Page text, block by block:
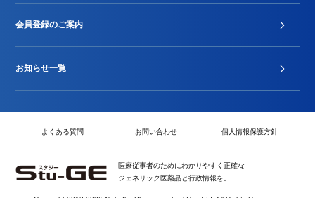
2024年度新設項目届出状況
会員登録のご案内
お知らせ一覧
よくある質問 お問い合わせ 個人情報保護方針
医療従事者のためにわかりやすく正確な
ジェネリック医薬品と行政情報を。